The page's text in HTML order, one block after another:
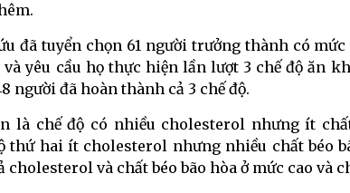
đã tuyển chọn 61 người trưởng thành có
yêu cầu họ thực hiện lần lượt 3 chế độ ăn
người đã hoàn thành cả 3 chế độ.
là chế độ có nhiều cholesterol nhưng ít
thứ hai ít cholesterol nhưng nhiều chất béo
cholesterol và chất béo bão hòa ở mức cao và